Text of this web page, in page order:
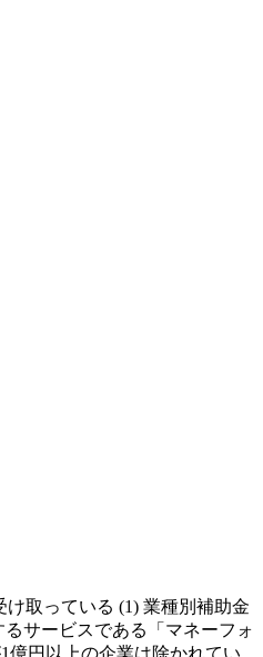
取っている (1) 業種別補助金
サービスである「マネーフォ
億円以上の企業は除かれてい